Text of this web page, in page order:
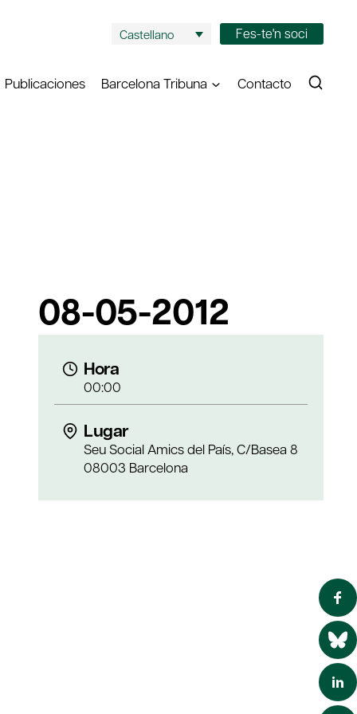
Castellano Fes-te'n soci
Publicaciones Barcelona Tribuna Contacto
08-05-2012
Hora
00:00
Lugar
Seu Social Amics del País, C/Basea 8
08003 Barcelona